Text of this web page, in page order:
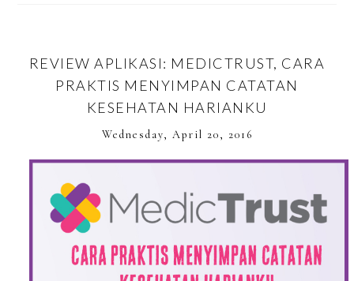
REVIEW APLIKASI: MEDICTRUST, CARA
PRAKTIS MENYIMPAN CATATAN
KESEHATAN HARIANKU
Wednesday, April 20, 2016